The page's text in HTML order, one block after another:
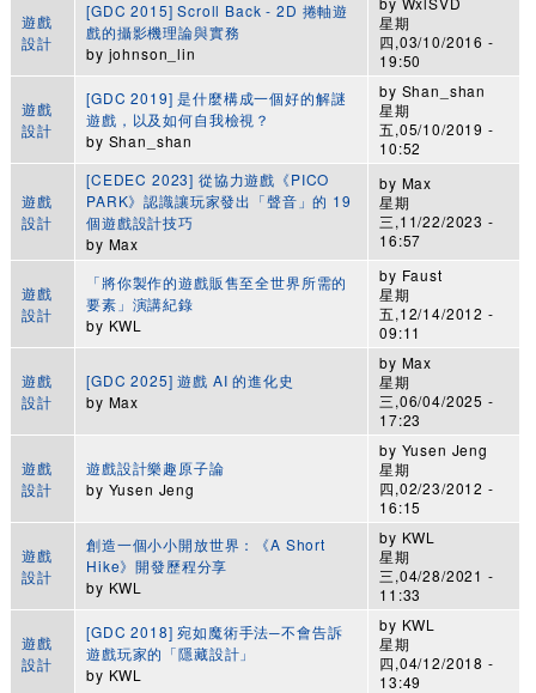
遊戲
設計
[GDC 2015] Scroll Back - 2D 捲軸遊
戲的攝影機理論與實務
by johnson_lin
星期
四,03/10/2016 -
19:50
遊戲
設計
[GDC 2019] 是什麼構成一個好的解謎
遊戲，以及如何自我檢視？
by Shan_shan
by Shan_shan
星期
五,05/10/2019 -
10:52
遊戲
設計
[CEDEC 2023] 從協力遊戲《PICO
PARK》認識讓玩家發出「聲音」的 19
個遊戲設計技巧
by Max
by Max
星期
三,11/22/2023 -
16:57
遊戲
設計
「將你製作的遊戲販售至全世界所需的
要素」演講紀錄
by KWL
by Faust
星期
五,12/14/2012 -
09:11
遊戲
設計
[GDC 2025] 遊戲 AI 的進化史
by Max
by Max
星期
三,06/04/2025 -
17:23
遊戲
設計
遊戲設計樂趣原子論
by Yusen Jeng
by Yusen Jeng
星期
四,02/23/2012 -
16:15
遊戲
設計
創造一個小小開放世界：《A Short
Hike》開發歷程分享
by KWL
by KWL
星期
三,04/28/2021 -
11:33
遊戲
設計
[GDC 2018] 宛如魔術手法─不會告訴
遊戲玩家的「隱藏設計」
by KWL
by KWL
星期
四,04/12/2018 -
13:49